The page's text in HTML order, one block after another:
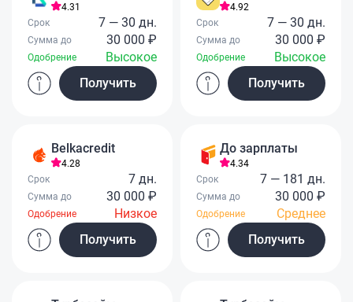
4.31
Срок
7 — 30 дн.
Сумма до 30 000 ₽
Одобрение
Высокое
Получить
4.92
Срок
7 — 30 дн.
Сумма до 30 000 ₽
Одобрение
Высокое
Получить
Belkacredit
4.28
Срок
7 дн.
Сумма до 30 000 ₽
Одобрение
Низкое
Получить
До зарплаты
4.34
Срок
7 — 181 дн.
Сумма до 30 000 ₽
Одобрение
Среднее
Получить